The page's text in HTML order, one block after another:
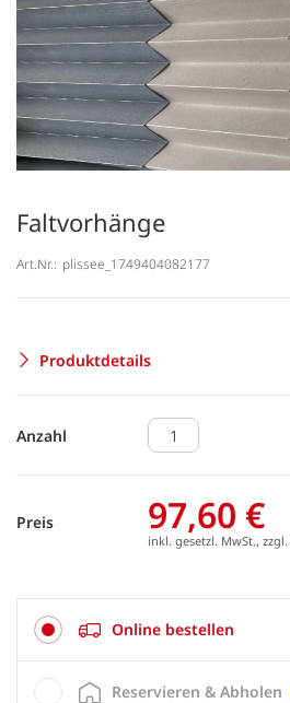
Faltvorhänge
Art.Nr.: plissee_1749404082177
Produktdetails
Anzahl
Preis 97,60 €
inkl. gesetzl. MwSt., zzgl.
Online bestellen
Reservieren & Abholen